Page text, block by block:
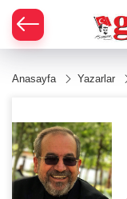
Anasayfa Yazarlar